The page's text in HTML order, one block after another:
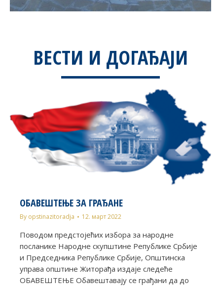
ВЕСТИ И ДОГАЂАЈИ
ОБАВЕШТЕЊЕ ЗА ГРАЂАНЕ
By opstinazitoradja 12. март 2022
Поводом предстојећих избора за народне
посланике Народне скупштине Републике Србије
и Председника Републике Србије, Општинска
управа општине Житорађа издаје следеће
ОБAВЕШТЕЊЕ Обавештавају се грађани да до